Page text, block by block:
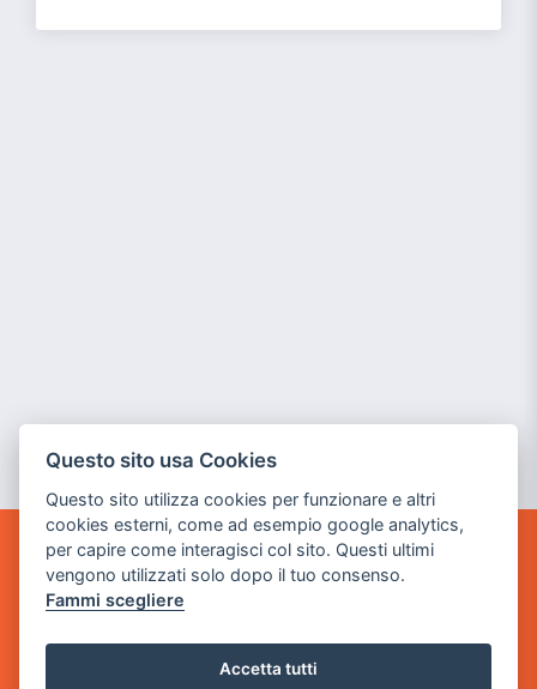
GAME WARP
BY POWER GAME SRL
Sede Legale
via Villaggio dei Platani, 3
Questo sito usa Cookies
Questo sito utilizza cookies per funzionare e altri
cookies esterni, come ad esempio google analytics,
per capire come interagisci col sito. Questi ultimi
vengono utilizzati solo dopo il tuo consenso.
Fammi scegliere
Accetta tutti